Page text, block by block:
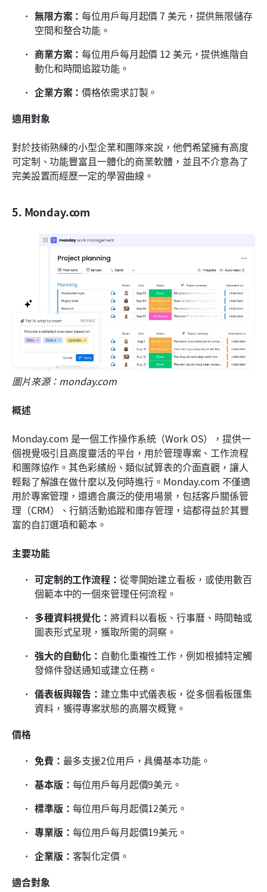
無限方案：每位用戶每月起價 7 美元，提供無限儲存
空間和整合功能。
商業方案：每位用戶每月起價 12 美元，提供進階自
動化和時間追蹤功能。
企業方案：價格依需求訂製。
適用對象
對於技術熟練的小型企業和團隊來說，他們希望擁有高度
可定制、功能豐富且一體化的商業軟體，並且不介意為了
完美設置而經歷一定的學習曲線。
5. Monday.com
圖片來源：monday.com
概述
Monday.com 是一個工作操作系統（Work OS），提供一
個視覺吸引且高度靈活的平台，用於管理專案、工作流程
和團隊協作。其色彩繽紛、類似試算表的介面直觀，讓人
輕鬆了解誰在做什麼以及何時進行。Monday.com 不僅適
用於專案管理，還適合廣泛的使用場景，包括客戶關係管
理（CRM）、行銷活動追蹤和庫存管理，這都得益於其豐
富的自訂選項和範本。
主要功能
可定制的工作流程： 從零開始建立看板，或使用數百
個範本中的一個來管理任何流程。
多種資料視覺化： 將資料以看板、行事曆、時間軸或
圖表形式呈現，獲取所需的洞察。
強大的自動化： 自動化重複性工作，例如根據特定觸
發條件發送通知或建立任務。
儀表板與報告： 建立集中式儀表板，從多個看板匯集
資料，獲得專案狀態的高層次概覽。
價格
免費： 最多支援2位用戶，具備基本功能。
基本版： 每位用戶每月起價9美元。
標準版： 每位用戶每月起價12美元。
專業版： 每位用戶每月起價19美元。
企業版： 客製化定價。
適合對象